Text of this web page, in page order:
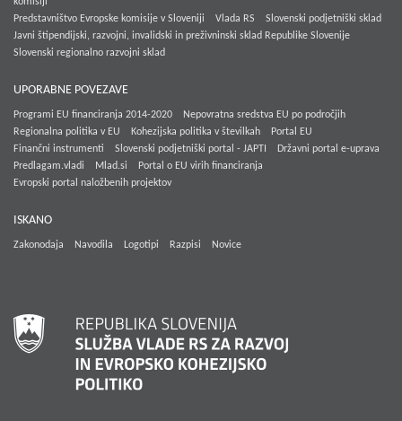
Predstavništvo Evropske komisije v Sloveniji
Vlada RS
Slovenski podjetniški sklad
Javni štipendijski, razvojni, invalidski in preživninski sklad Republike Slovenije
Slovenski regionalno razvojni sklad
UPORABNE POVEZAVE
Programi EU financiranja 2014-2020
Nepovratna sredstva EU po področjih
Regionalna politika v EU
Kohezijska politika v številkah
Portal EU
Finančni instrumenti
Slovenski podjetniški portal - JAPTI
Državni portal e-uprava
Predlagam.vladi
Mlad.si
Portal o EU virih financiranja
Evropski portal naložbenih projektov
ISKANO
Zakonodaja Navodila Logotipi Razpisi Novice